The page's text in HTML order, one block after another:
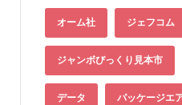
オーム社 ジェフコム
ジャンボびっくり見本市
データ パッケージエ